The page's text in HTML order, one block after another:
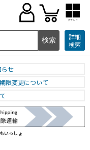
ブランド
詳細
検索
せ
限変更について
いっしょ